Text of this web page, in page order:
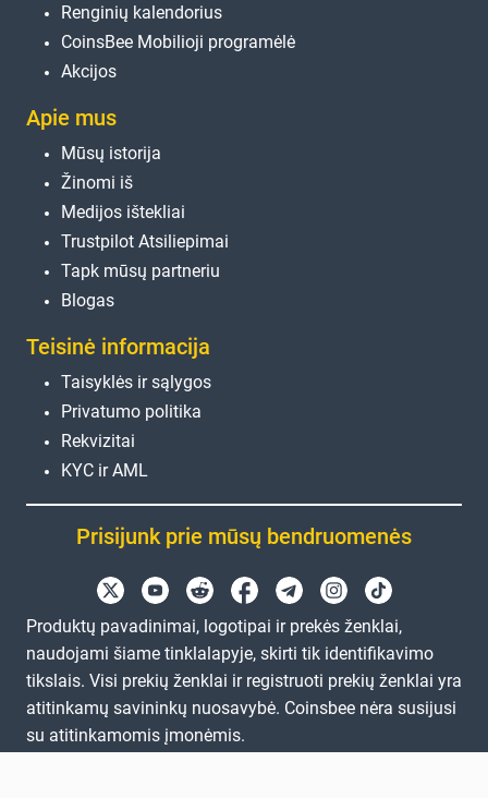
Renginių kalendorius
CoinsBee Mobilioji programėlė
Akcijos
Apie mus
Mūsų istorija
Žinomi iš
Medijos ištekliai
Trustpilot Atsiliepimai
Tapk mūsų partneriu
Blogas
Teisinė informacija
Taisyklės ir sąlygos
Privatumo politika
Rekvizitai
KYC ir AML
Prisijunk prie mūsų bendruomenės
Produktų pavadinimai, logotipai ir prekės ženklai,
naudojami šiame tinklalapyje, skirti tik identifikavimo
tikslais. Visi prekių ženklai ir registruoti prekių ženklai yra
atitinkamų savininkų nuosavybė. Coinsbee nėra susijusi
su atitinkamomis įmonėmis.